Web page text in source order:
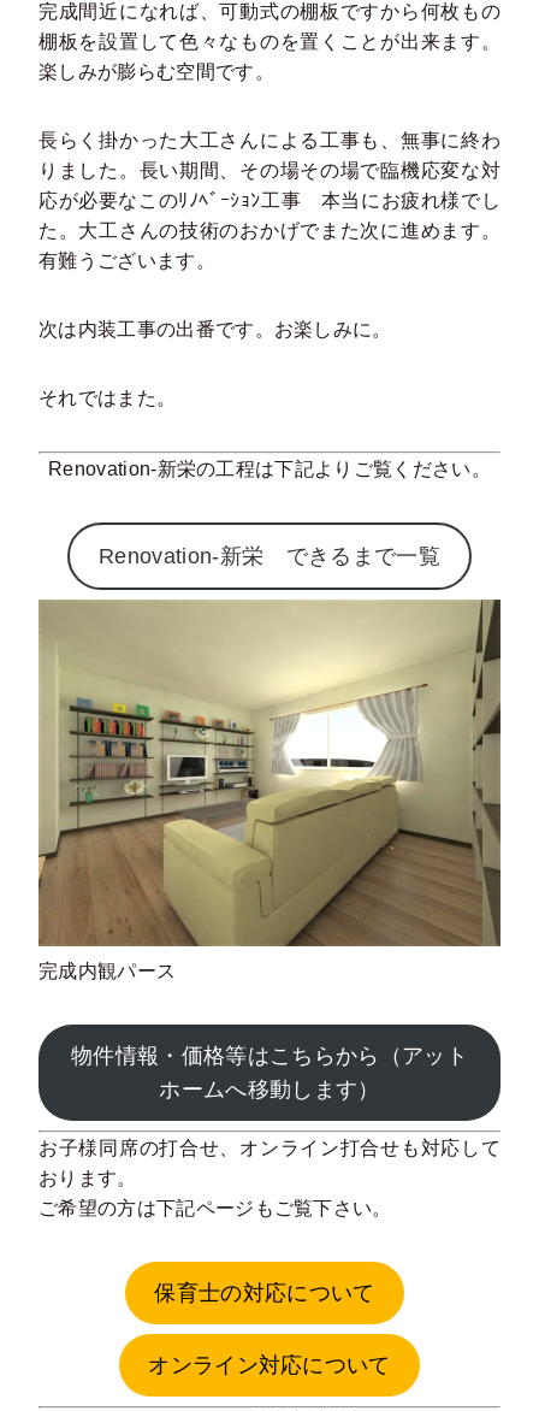
完成間近になれば、可動式の棚板ですから何枚もの
棚板を設置して色々なものを置くことが出来ます。
楽しみが膨らむ空間です。
長らく掛かった大工さんによる工事も、無事に終わ
りました。長い期間、その場その場で臨機応変な対
応が必要なこのﾘﾉﾍﾞｰｼｮﾝ工事 本当にお疲れ様でし
た。大工さんの技術のおかげでまた次に進めます。
有難うございます。
次は内装工事の出番です。お楽しみに。
それではまた。
Renovation-新栄の工程は下記よりご覧ください。
Renovation-新栄 できるまで一覧
完成内観パース
物件情報・価格等はこちらから（アット
ホームへ移動します）
お子様同席の打合せ、オンライン打合せも対応して
おります。
ご希望の方は下記ページもご覧下さい。
保育士の対応について
オンライン対応について